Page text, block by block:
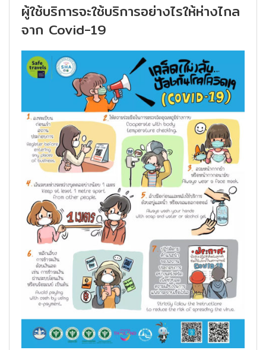
ผู้ใช้บริการจะใช้บริการอย่างไรให้ห่างไกล
จาก Covid-19